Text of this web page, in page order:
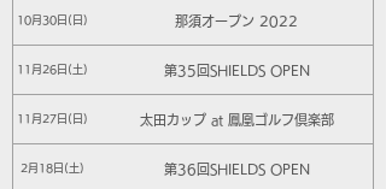
10月30日(日) 那須オープン 2022
11月26日(土) 第35回SHIELDS OPEN
11月27日(日) 太田カップ at 鳳凰ゴルフ倶楽部
2月18日(土) 第36回SHIELDS OPEN